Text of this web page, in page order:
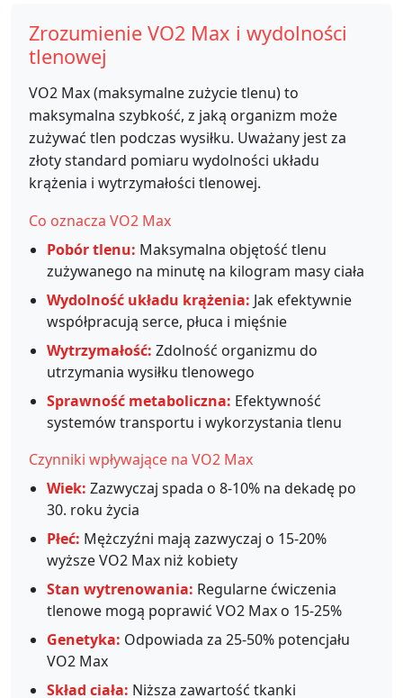
Zrozumienie VO2 Max i wydolności
tlenowej
VO2 Max (maksymalne zużycie tlenu) to
maksymalna szybkość, z jaką organizm może
zużywać tlen podczas wysiłku. Uważany jest za
złoty standard pomiaru wydolności układu
krążenia i wytrzymałości tlenowej.
Co oznacza VO2 Max
Pobór tlenu: Maksymalna objętość tlenu
zużywanego na minutę na kilogram masy ciała
Wydolność układu krążenia: Jak efektywnie
współpracują serce, płuca i mięśnie
Wytrzymałość: Zdolność organizmu do
utrzymania wysiłku tlenowego
Sprawność metaboliczna: Efektywność
systemów transportu i wykorzystania tlenu
Czynniki wpływające na VO2 Max
Wiek: Zazwyczaj spada o 8-10% na dekadę po
30. roku życia
Płeć: Mężczyźni mają zazwyczaj o 15-20%
wyższe VO2 Max niż kobiety
Stan wytrenowania: Regularne ćwiczenia
tlenowe mogą poprawić VO2 Max o 15-25%
Genetyka: Odpowiada za 25-50% potencjału
VO2 Max
Skład ciała: Niższa zawartość tkanki